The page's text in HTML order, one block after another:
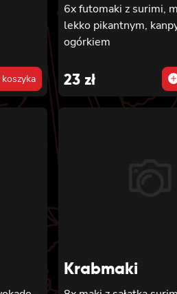
6x futomaki z surimi,
lekko pikantnym,
ogórkiem
23 zł
Krabmaki